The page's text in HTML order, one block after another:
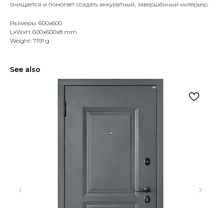
очищается и помогает создать аккуратный, завершённый интерьер.
Размеры: 600x600
LxWxH: 600x600x8 mm
Weight: 7191 g
See also